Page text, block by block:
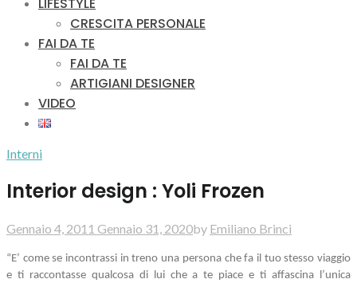
CRESCITA PERSONALE
FAI DA TE
FAI DA TE
ARTIGIANI DESIGNER
VIDEO
Interni
Interior design : Yoli Frozen
Gennaio 4, 2011 Gennaio 31, 2020by Emiliano Brinci
“E’ come se incontrassi in treno una persona che fa il tuo stesso viaggio
e ti raccontasse qualcosa di lui che a te piace e ti affascina l’unica